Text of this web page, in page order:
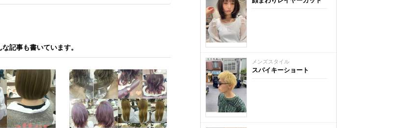
記事も書いています。
メンズスタイル
スパイキーショート